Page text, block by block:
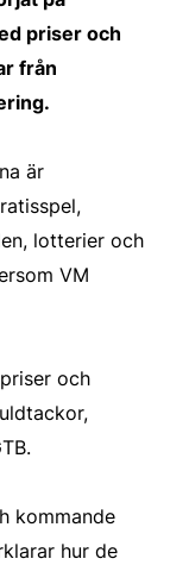
priser och
från
är
lotterier och
VM
och
kommande
hur de